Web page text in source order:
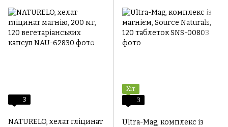
3
NATURELO, хелат гліцинат
Хіт
3
Ultra-Mag, комплекс із